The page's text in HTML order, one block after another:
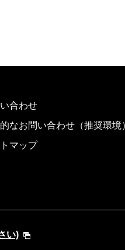
合わせ
なお問い合わせ（推奨環境）
マップ
い)